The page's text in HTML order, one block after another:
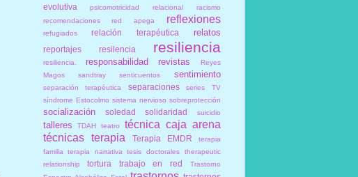
evolutiva
psicomotricidad relacional
racismo
recomendaciones
red apega reflexiones
refugiados relación terapéutica relatos
reportajes resilencia resiliencia
resiliencia. responsabilidad revistas
Reyes
Magos
sandtray senticuentos sentimiento
separación terapéutica separaciones
series TV
síndrome Estocolmo sistema nervioso sobreprotección
socialización soledad solidaridad suicidio
talleres TDAH teatro
técnica caja arena
técnicas
terapia Terapia EMDR
terapia
familia
terapia narrativa tesis doctorales
therapeutic
relationship
tortura trabajo en red
Trastorno